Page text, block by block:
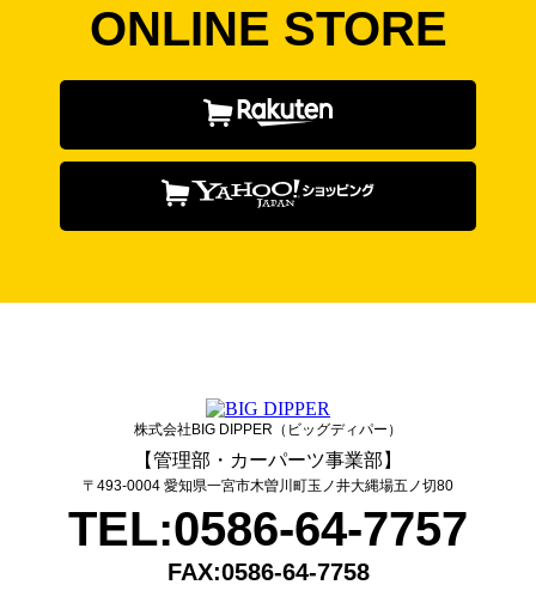
ONLINE STORE
株式会社BIG DIPPER（ビッグディパー）
【管理部・カーパーツ事業部】
〒493-0004 愛知県一宮市木曽川町玉ノ井大縄場五ノ切80
TEL:0586-64-7757
FAX:0586-64-7758